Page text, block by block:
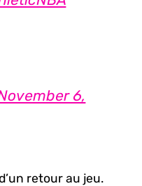
6,
retour au jeu.